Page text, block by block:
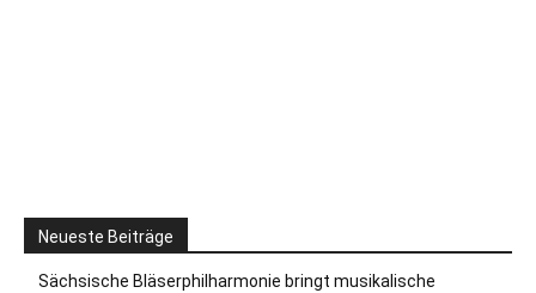
Neueste Beiträge
Sächsische Bläserphilharmonie bringt musikalische